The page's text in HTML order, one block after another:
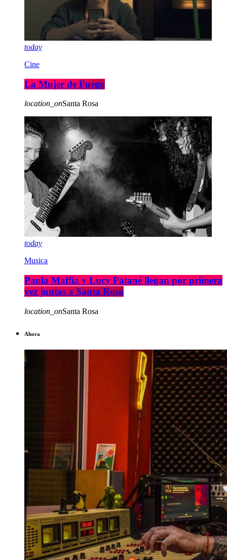
today
Cine
La Mujer de Fuego
location_onSanta Rosa
today
Musica
Paula Maffía y Lucy Patané llegan por primera
vez juntas a Santa Rosa
location_onSanta Rosa
Ahora